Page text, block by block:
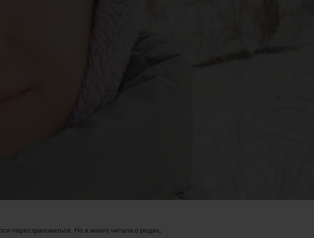
перестраховаться. Но я много читала о родах,